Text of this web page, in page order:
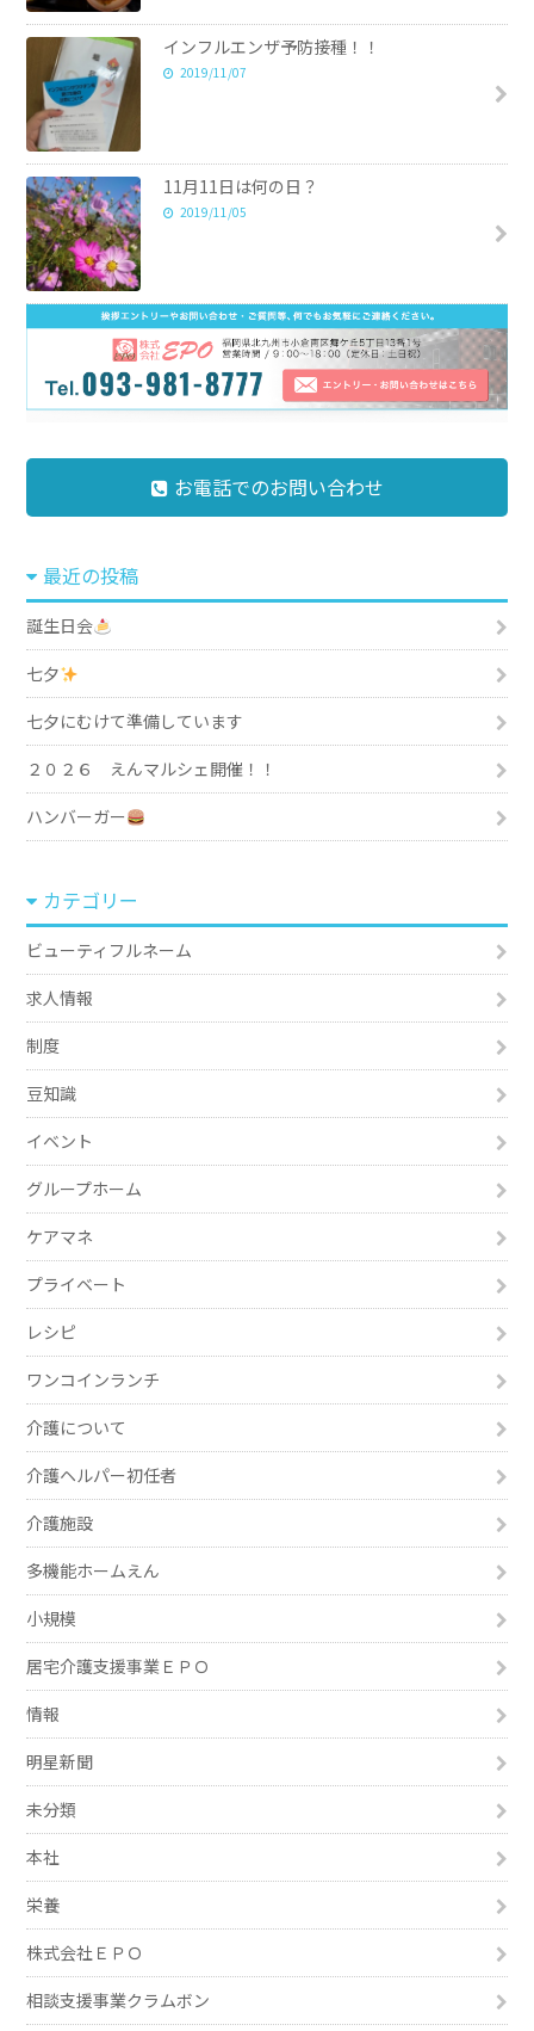
インフルエンザ予防接種！！
2019/11/07
11月11日は何の日？
2019/11/05
お電話でのお問い合わせ
最近の投稿
誕生日会
七夕
七夕にむけて準備しています
２０２６ えんマルシェ開催！！
ハンバーガー
カテゴリー
ビューティフルネーム
求人情報
制度
豆知識
イベント
グループホーム
ケアマネ
プライベート
レシピ
ワンコインランチ
介護について
介護ヘルパー初任者
介護施設
多機能ホームえん
小規模
居宅介護支援事業ＥＰＯ
情報
明星新聞
未分類
本社
栄養
株式会社ＥＰＯ
相談支援事業クラムボン